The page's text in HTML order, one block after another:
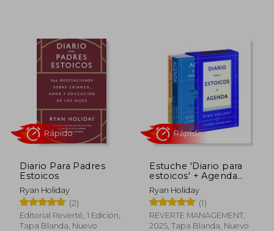
dcto. 18,91 €
5%
dcto.
Diario Para Padres
Estoicos
Ryan Holiday
(2)
Editorial Reverté, 1 Edición,
Tapa Blanda, Nuevo
Estuche 'Diario para
estoicos' + Agenda
(Ed. Limitada 2026)
Ryan Holiday
(1)
REVERTE MANAGEMENT,
2025, Tapa Blanda, Nuevo